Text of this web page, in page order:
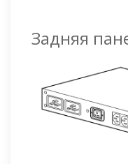
Задняя